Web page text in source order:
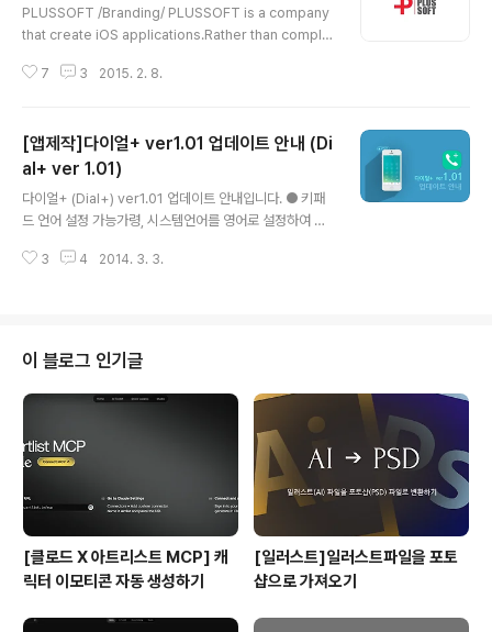
드렸습니다.
PLUSSOFT /Branding/ PLUSSOFT is a company
that create iOS applications.Rather than comple
y can be seen clearly in the approach of design.
company colour. Along with design of combinin
g "+" and "P" symbol to achieve the final result s
een above. PLUSSOFT는 iOS..
7 3 2015. 2. 8.
[앱제작]다이얼+ ver1.01 업데이트 안내 (Di
al+ ver 1.01)
다이얼+ (Dial+) ver1.01 업데이트 안내입니다. ● 키패
드 언어 설정 가능가령, 시스템언어를 영어로 설정하여 쓰
끔 '설정'탭에서 '키패드 언어'옵션을 추가 하였습니다. ●
임'으로 연결 됩니다. ● 앱 완전 종료시 스킨 설정 유지멀
티태스킹으로 남아있던 다이얼+ 앱을 종료하면, 기존에 설
정해두었던 키패드스킨(번호색상/다이얼변경)등의 상태가
기본값으로 돌아 왔지만, 이제, 멀티태스킹으로 앱을 종료
하여도 내가 설정해둔 스킨 그대로 유지 됩니다. ● 특수문
자/해외번호/공백 등으로 발생..
3 4 2014. 3. 3.
이 블로그 인기글
[클로드 X 아트리스트 MCP] 캐
릭터 이모티콘 자동 생성하기
[일러스트]일러스트파일을 포토
샵으로 가져오기